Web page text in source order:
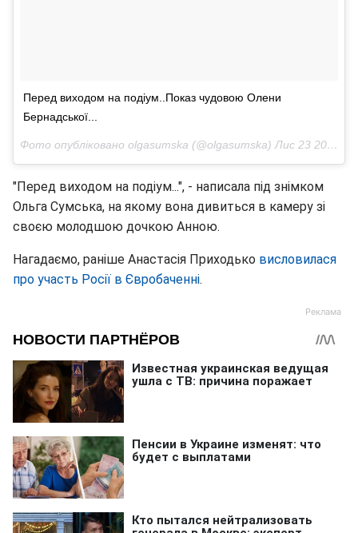
Перед виходом на подіум..Показ чудовою Олени
Бернадської...
Фото опубліковано olgasumska (@olgasumska) Лис 23 2016 в 12:57 PST
"Перед виходом на подіум...", - написала під знімком
Ольга Сумська, на якому вона дивиться в камеру зі
своєю молодшою дочкою Анною.
Нагадаємо, раніше Анастасія Приходько висловилася
про участь Росії в Євробаченні.